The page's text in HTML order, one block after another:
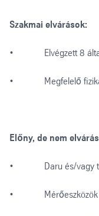
Szakmai elvárások:
• Elvégzett 8
• Megfelelő
Előny, de nem
• Daru és/vagy
• Mérőeszközök